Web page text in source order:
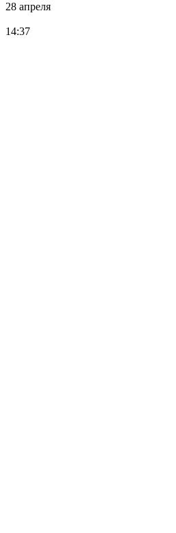
28 апреля
14:37